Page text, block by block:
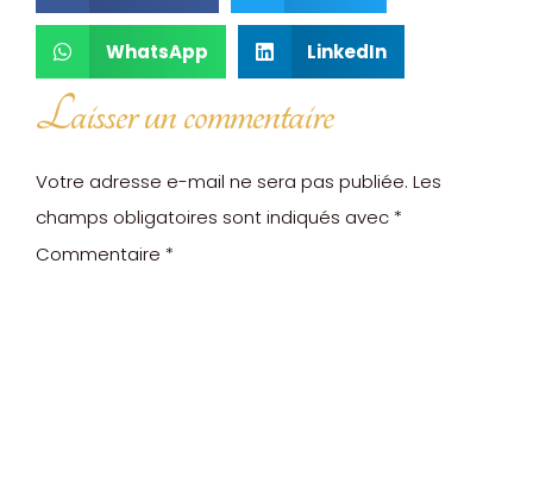
WhatsApp LinkedIn
Laisser un commentaire
Votre adresse e-mail ne sera pas publiée. Les
champs obligatoires sont indiqués avec *
Commentaire *